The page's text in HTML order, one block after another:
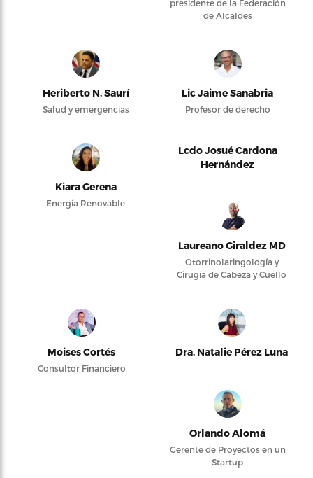
presidente de la Federación
de Alcaldes
Heriberto N. Saurí
Salud y emergencias
Lic Jaime Sanabria
Profesor de derecho
Kiara Gerena
Energía Renovable
Lcdo Josué Cardona
Hernández
Laureano Giraldez MD
Otorrinolaringología y
Cirugía de Cabeza y Cuello
Moises Cortés
Consultor Financiero
Dra. Natalie Pérez Luna
Orlando Alomá
Gerente de Proyectos en un
Startup